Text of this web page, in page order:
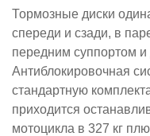
Тормозные диски
спереди и сзади, в
передним суппортом
Антиблокировочная
стандартную
приходится
мотоцикла в 327 кг